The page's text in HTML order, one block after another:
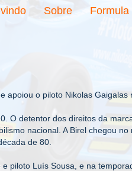
Sobre Formula
apoiou o piloto Nikolas Gaigalas
O detentor dos direitos da
nacional. A Birel chegou
de 80.
piloto Luís Sousa, e na